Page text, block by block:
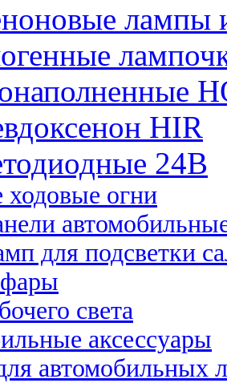
лампы
HIR
24B
огни
для подсветки
света
аксессуары
автомобильных